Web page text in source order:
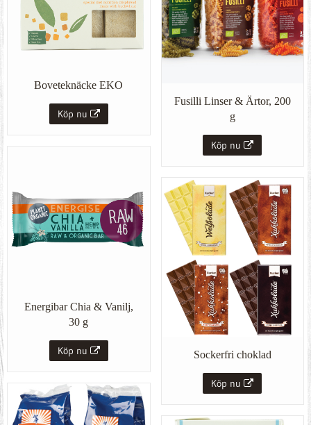
Boveteknäcke EKO
Köp nu
Fusilli Linser & Ärtor, 200
g
Köp nu
Energibar Chia & Vanilj,
30 g
Köp nu Sockerfri choklad
Köp nu